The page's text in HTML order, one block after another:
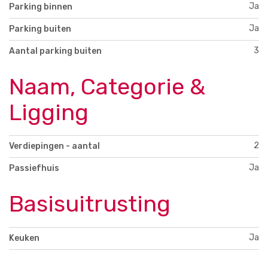
Parking binnen Ja
Parking buiten Ja
Aantal parking buiten 3
Naam, Categorie &
Ligging
Verdiepingen - aantal 2
Passiefhuis Ja
Basisuitrusting
Keuken Ja